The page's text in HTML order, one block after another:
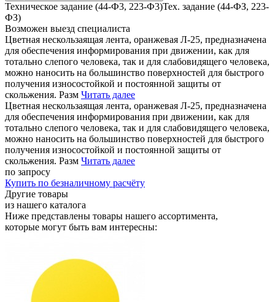
Техническое задание (44-Ф3, 223-Ф3)Тех. задание (44-ФЗ, 223-
ФЗ)
Возможен выезд специалиста
Цветная нескользаящая лента, оранжевая Л-25, предназначена
для обеспечения информирования при движении, как для
тотально слепого человека, так и для слабовидящего человека,
можно наносить на большинство поверхностей для быстрого
получения износостойкой и постоянной защиты от
скольжения. Разм Читать далее
Цветная нескользаящая лента, оранжевая Л-25, предназначена
для обеспечения информирования при движении, как для
тотально слепого человека, так и для слабовидящего человека,
можно наносить на большинство поверхностей для быстрого
получения износостойкой и постоянной защиты от
скольжения. Разм Читать далее
по запросу
Купить по безналичному расчёту
Другие товары
из нашего каталога
Ниже представлены товары нашего ассортимента,
которые могут быть вам интересны: